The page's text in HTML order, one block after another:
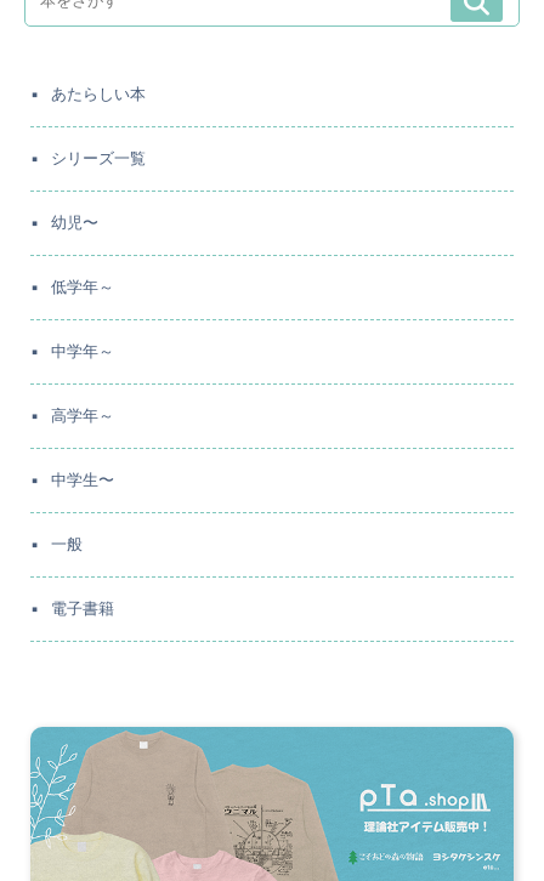
あたらしい本
シリーズ一覧
幼児〜
低学年～
中学年～
高学年～
中学生〜
一般
電子書籍